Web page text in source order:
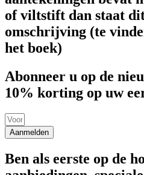
of viltstift dan staat
omschrijving (te
het boek)
Abonneer u op de
10% korting op uw
Aanmelden
Ben als eerste op de